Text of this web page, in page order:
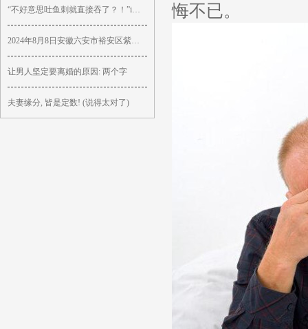
“不好意思吐鱼刺就直接吞了？！”i人能有多内向！
2024年8月8日安徽六安市裕安区紫竹林农产品批发市场价格行情
让男人坚定要离婚的原因: 两个字
夫妻缘分, 皆是定数! (说得太对了)
悔不已。